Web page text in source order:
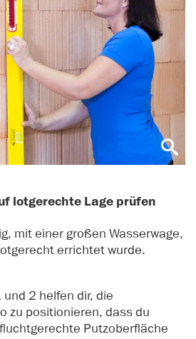
lotgerechte Lage prüfen
mit einer großen Wasserwage,
errichtet wurde.
2 helfen dir, die
zu positionieren, dass du
Putzoberfläche